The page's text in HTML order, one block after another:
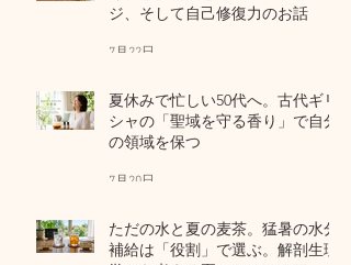
ジ、そして自己修復力のお話
7月22日
夏休みで忙しい50代へ。古代ギリ
シャの「聖域を守る香り」で自分
の領域を保つ
7月20日
ただの水と夏の麦茶。猛暑の水分
補給は「役割」で選ぶ。解剖生理